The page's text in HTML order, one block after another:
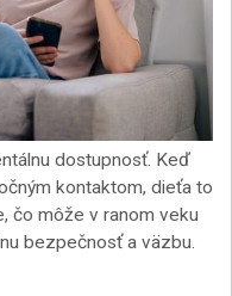
dostupnosť. Keď
kontaktom, dieťa to
čo môže v ranom veku
bezpečnosť a väzbu.